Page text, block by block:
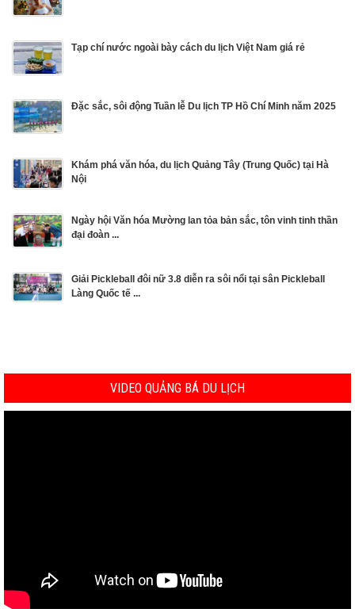
Tạp chí nước ngoài bày cách du lịch Việt Nam giá rẻ
Đặc sắc, sôi động Tuần lễ Du lịch TP Hồ Chí Minh năm 2025
Khám phá văn hóa, du lịch Quảng Tây (Trung Quốc) tại Hà
Nội
Ngày hội Văn hóa Mường lan tỏa bản sắc, tôn vinh tinh thần
đại đoàn ...
Giải Pickleball đôi nữ 3.8 diễn ra sôi nổi tại sân Pickleball
Làng Quốc tế ...
VIDEO QUẢNG BÁ DU LỊCH